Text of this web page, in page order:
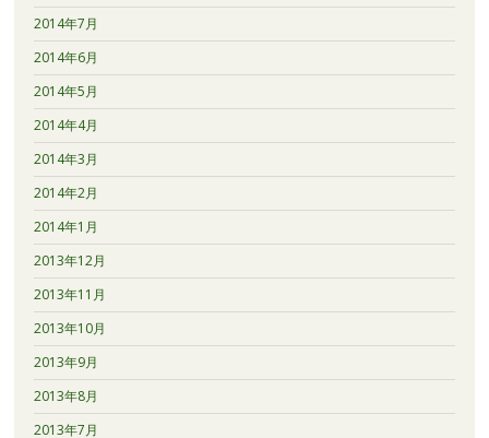
2014年7月
2014年6月
2014年5月
2014年4月
2014年3月
2014年2月
2014年1月
2013年12月
2013年11月
2013年10月
2013年9月
2013年8月
2013年7月